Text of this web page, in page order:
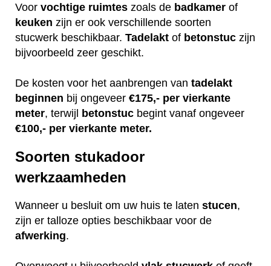
Voor vochtige ruimtes zoals de badkamer of
keuken zijn er ook verschillende soorten
stucwerk beschikbaar. Tadelakt of betonstuc zijn
bijvoorbeeld zeer geschikt.
De kosten voor het aanbrengen van tadelakt
beginnen bij ongeveer €175,- per vierkante
meter, terwijl betonstuc begint vanaf ongeveer
€100,- per vierkante meter.
Soorten stukadoor
werkzaamheden
Wanneer u besluit om uw huis te laten stucen,
zijn er talloze opties beschikbaar voor de
afwerking.